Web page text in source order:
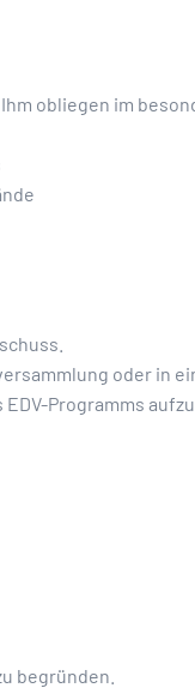
obliegen im
oder in
Programms
begründen.